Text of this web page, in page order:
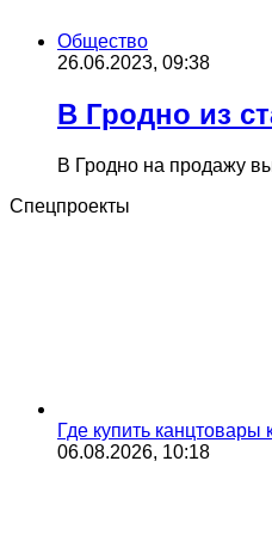
Общество
26.06.2023, 09:38
В Гродно из
В Гродно на продажу
Спецпроекты
Где купить
06.08.2026, 10:18